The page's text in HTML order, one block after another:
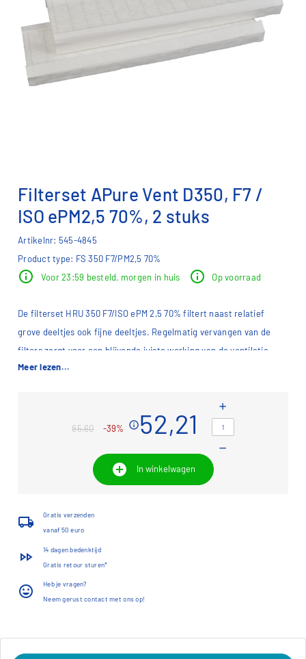
Filterset APure Vent D350, F7 /
ISO ePM2,5 70%, 2 stuks
Artikelnr: 545-4845
Product type: FS 350 F7/PM2,5 70%
info Voor 23:59 besteld, morgen in huis info Op voorraad
De filterset HRU 350 F7/ISO ePM 2,5 70% filtert naast relatief
grove deeltjes ook fijne deeltjes. Regelmatig vervangen van de
filters zorgt voor een blijvende juiste werking van de ventilatie-
unit. Kijk indit overzicht
Meer lezen...
85,60 -39% info52,21
add
remove
add_circle In winkelwagen
local_shipping
Gratis verzenden
vanaf 50 euro
fast_forward
14 dagen bedenktijd
Gratis retour sturen*
insert_emoticon
Heb je vragen?
Neem gerust contact met ons op!